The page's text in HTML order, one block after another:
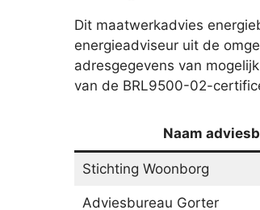
Dit maatwerkadvies
energieadviseur uit de
adresgegevens van
van de BRL9500-02-
Naam
Stichting Woonborg
Adviesbureau Gorter